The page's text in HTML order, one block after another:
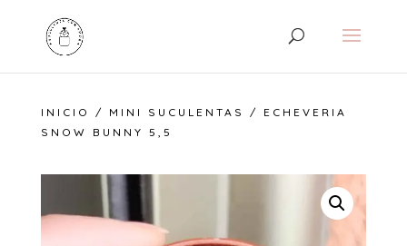
INICIO / MINI SUCULENTAS
/ ECHEVERIA
SNOW BUNNY 5,5